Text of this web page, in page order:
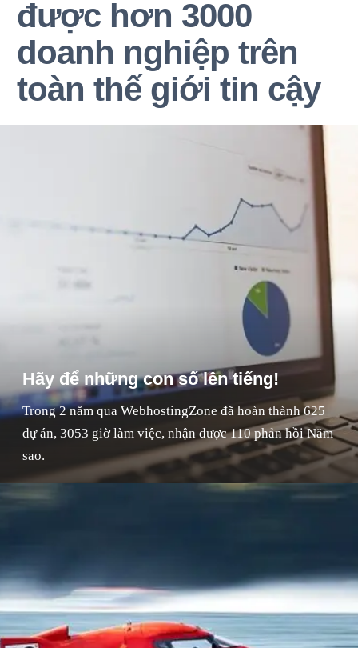
được hơn 3000
doanh nghiệp trên
toàn thế giới tin cậy
Hãy để những con số lên tiếng!
Trong 2 năm qua WebhostingZone đã hoàn thành 625
dự án, 3053 giờ làm việc, nhận được 110 phản hồi Năm
sao.